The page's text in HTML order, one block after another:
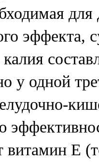
эффекта,
у одной
витамин Е